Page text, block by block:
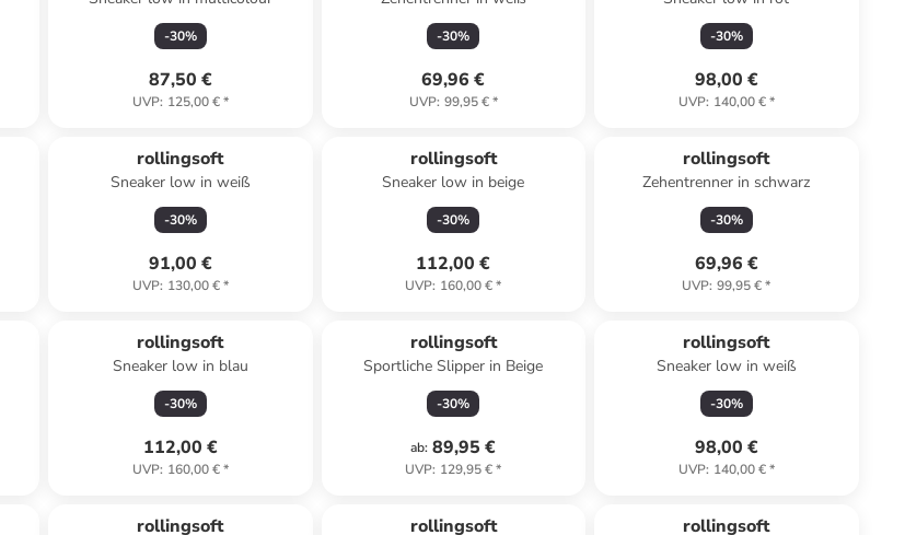
-30%
87,50 €
UVP: 125,00 €*
-30%
69,96 €
UVP: 99,95 €*
-30%
98,00 €
UVP: 140,00 €*
rollingsoft
Sneaker low in weiß
-30%
91,00 €
UVP: 130,00 €*
rollingsoft
Sneaker low in beige
-30%
112,00 €
UVP: 160,00 €*
rollingsoft
Zehentrenner in schwarz
-30%
69,96 €
UVP: 99,95 €*
rollingsoft
Sneaker low in blau
-30%
112,00 €
UVP: 160,00 €*
rollingsoft
Sportliche Slipper in Beige
-30%
ab: 89,95 €
UVP: 129,95 €*
rollingsoft
Sneaker low in weiß
-30%
98,00 €
UVP: 140,00 €*
rollingsoft rollingsoft rollingsoft